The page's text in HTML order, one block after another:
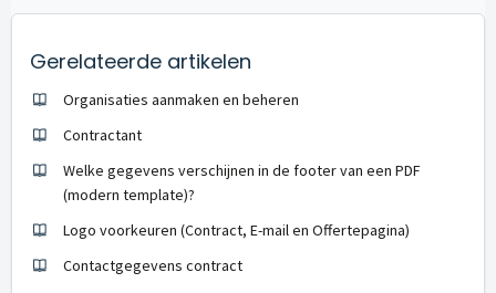
Gerelateerde artikelen
Organisaties aanmaken en beheren
Contractant
Welke gegevens verschijnen in de footer van een PDF
(modern template)?
Logo voorkeuren (Contract, E-mail en Offertepagina)
Contactgegevens contract